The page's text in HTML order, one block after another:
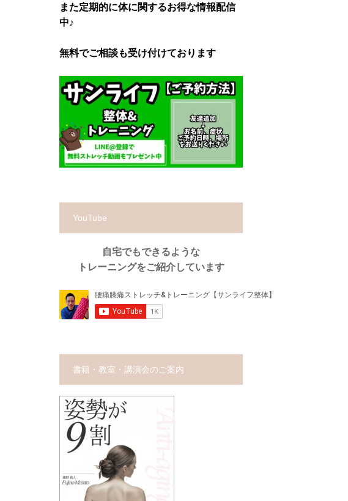
また定期的に体に関するお得な情報配信
中♪
無料でご相談も受け付けております
YouTube
自宅でもできるような
トレーニングをご紹介しています
書籍・教室・講演会のご案内